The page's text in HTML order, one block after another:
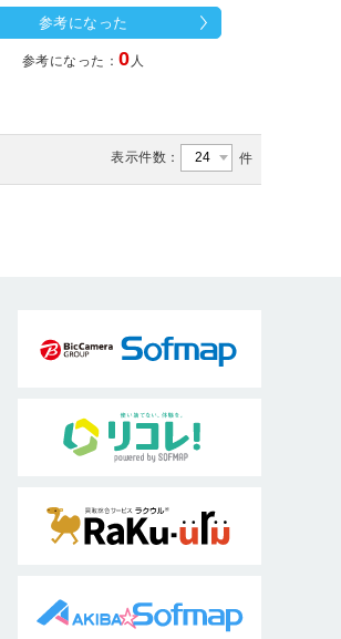
参考になった
参考になった：0 人
表示件数： 件